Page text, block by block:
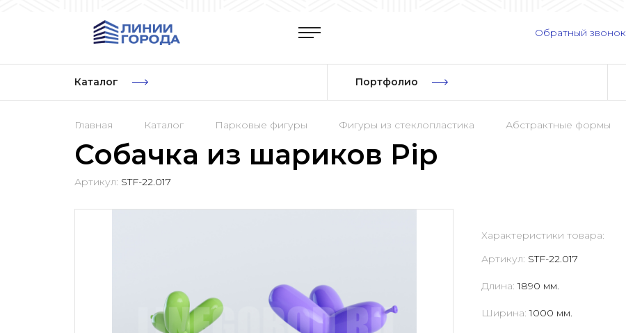
Обратный звонок
Каталог Портфолио
Главная Каталог Парковые фигуры Фигуры из стеклопластика Абстрактные формы
Собачка из шариков Pip
Артикул: STF-22.017
Характеристики товара:
Артикул: STF-22.017
Длина:1890 мм.
Ширина:1000 мм.